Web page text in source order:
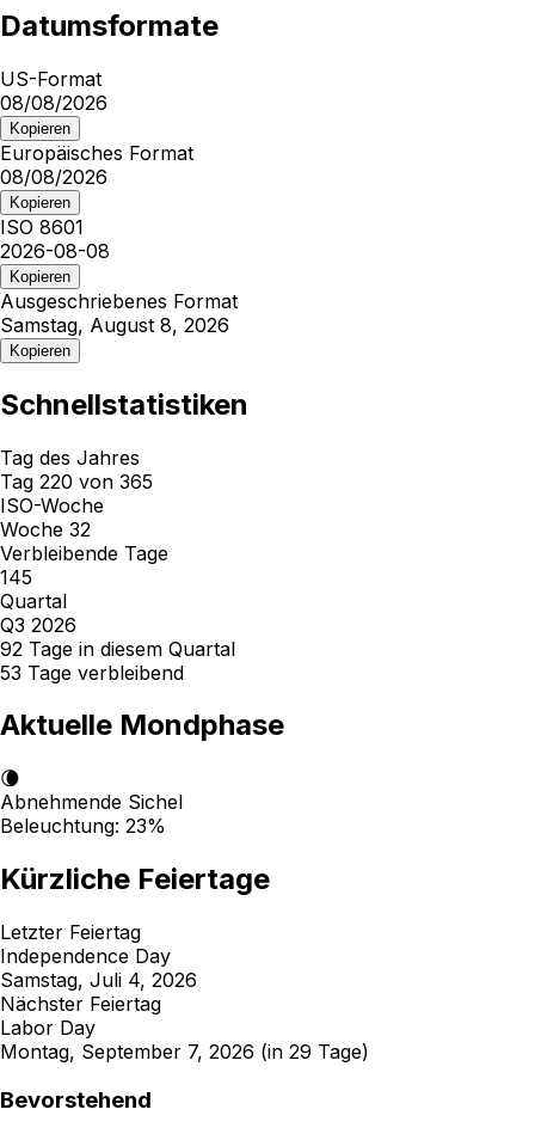
Datumsformate
US-Format
08/08/2026
Kopieren
Europäisches Format
08/08/2026
Kopieren
ISO 8601
2026-08-08
Kopieren
Ausgeschriebenes Format
Samstag, August 8, 2026
Kopieren
Schnellstatistiken
Tag des Jahres
Tag 220 von 365
ISO-Woche
Woche 32
Verbleibende Tage
145
Quartal
Q3 2026
92 Tage in diesem Quartal
53 Tage verbleibend
Aktuelle Mondphase
🌘
Abnehmende Sichel
Beleuchtung: 23%
Kürzliche Feiertage
Letzter Feiertag
Independence Day
Samstag, Juli 4, 2026
Nächster Feiertag
Labor Day
Montag, September 7, 2026 (in 29 Tage)
Bevorstehend